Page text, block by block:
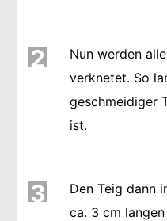
2
Nun werden
verknetet. So
geschmeidiger
ist.
3
Den Teig dann
ca. 3 cm